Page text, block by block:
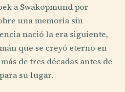
a Swakopmund por
una memoria sin
nació la era siguiente,
que se creyó eterno en
de tres décadas antes de
su lugar.